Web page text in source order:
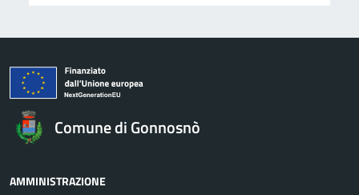
Comune di Gonnosnò
AMMINISTRAZIONE